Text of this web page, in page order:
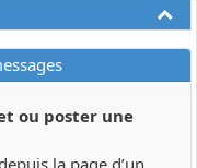
ou poster une
la page d’un